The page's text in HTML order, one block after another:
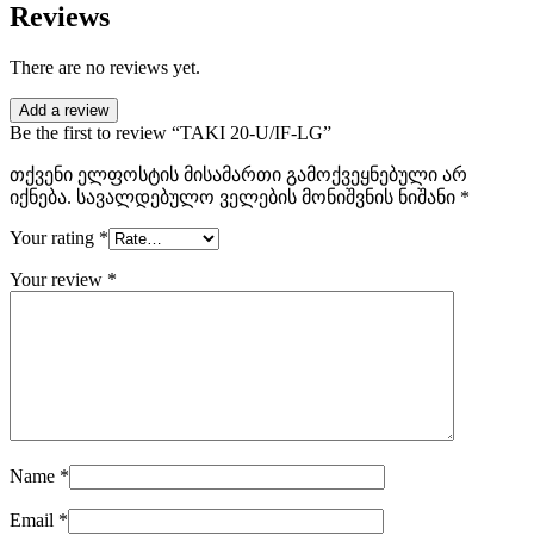
Reviews
There are no reviews yet.
Add a review
Be the first to review “TAKI 20-U/IF-LG”
თქვენი ელფოსტის მისამართი გამოქვეყნებული არ
იქნება. სავალდებულო ველების მონიშვნის ნიშანი *
Your rating *
Your review *
Name *
Email *